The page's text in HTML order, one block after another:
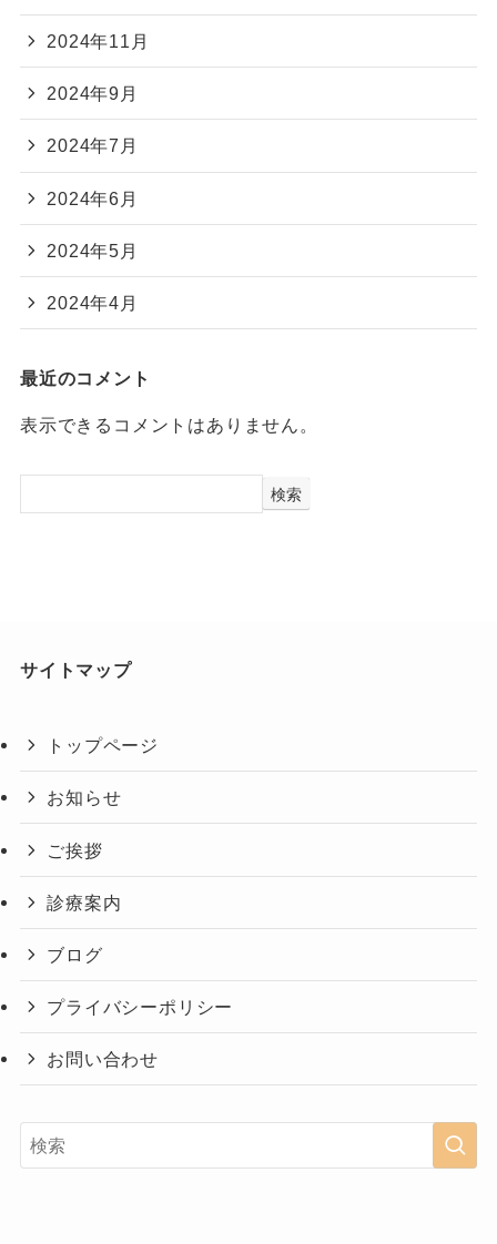
2024年11月
2024年9月
2024年7月
2024年6月
2024年5月
2024年4月
最近のコメント
表示できるコメントはありません。
検索
サイトマップ
トップページ
お知らせ
ご挨拶
診療案内
ブログ
プライバシーポリシー
お問い合わせ